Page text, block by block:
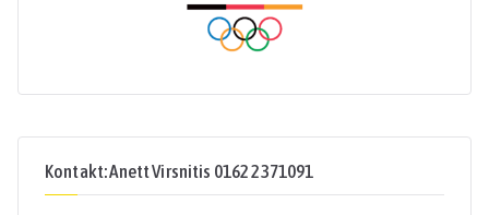
Kontakt: Anett Virsnitis 0162 2371091